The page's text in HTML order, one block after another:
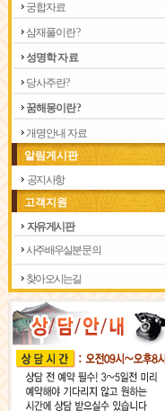
궁 합 자 료
삼 재 풀 이 란 ?
성 명 학 자 료
당 사 주 란 ?
꿈 해 몽 이 란 ?
개 명 안 내 자 료
알림게시판
공지사항
고객지원
자유게시판
사주 배우실분 문의
찾아 오시는길